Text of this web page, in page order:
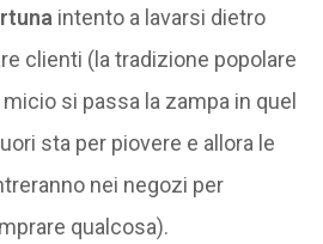
intento a lavarsi dietro
clienti (la tradizione popolare
si passa la zampa in quel
sta per piovere e allora le
nei negozi per
qualcosa).